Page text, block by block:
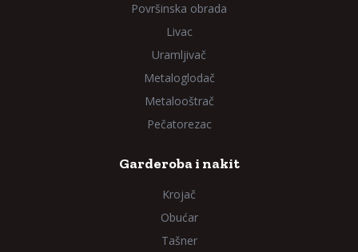
Površinska obrada
Livac
Uramljivač
Metaloglodač
Metalooštrač
Pečatorezac
Garderoba i nakit
Krojač
Obućar
Tašner